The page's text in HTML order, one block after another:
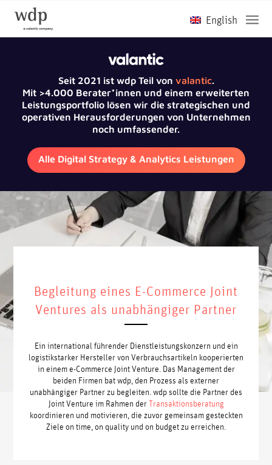
Seit 2021 ist wdp Teil von valantic.
Mit >4.000 Berater*innen und einem erweiterten
Leistungsportfolio lösen wir die strategischen und
operativen Herausforderungen von Unternehmen
noch umfassender.
Alle Digital Strategy & Analytics Leistungen
Begleitung eines E-Commerce Joint
Ventures als unabhängiger Partner
Ein international führender Dienstleistungskonzern und ein
logistikstarker Hersteller von Verbrauchsartikeln kooperierten
in einem e-Commerce Joint Venture. Das Management der
beiden Firmen bat wdp, den Prozess als externer
unabhängiger Partner zu begleiten. wdp sollte die Partner des
Joint Venture im Rahmen derTransaktionsberatung
koordinieren und motivieren, die zuvor gemeinsam gesteckten
Ziele on time, on quality und on budget zu erreichen.